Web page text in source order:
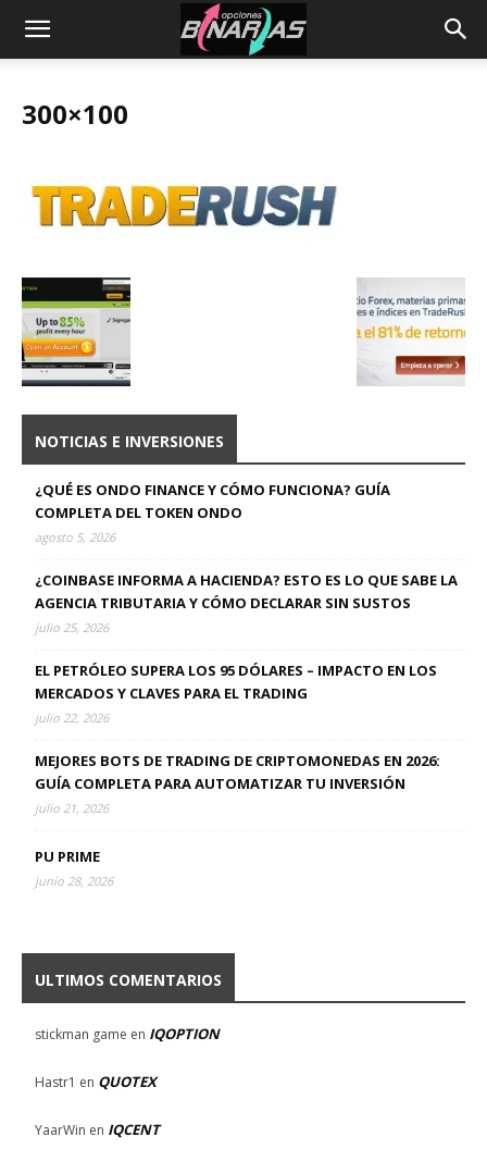
300×100
NOTICIAS E INVERSIONES
¿QUÉ ES ONDO FINANCE Y CÓMO FUNCIONA? GUÍA
COMPLETA DEL TOKEN ONDO
agosto 5, 2026
¿COINBASE INFORMA A HACIENDA? ESTO ES LO QUE SABE LA
AGENCIA TRIBUTARIA Y CÓMO DECLARAR SIN SUSTOS
julio 25, 2026
EL PETRÓLEO SUPERA LOS 95 DÓLARES – IMPACTO EN LOS
MERCADOS Y CLAVES PARA EL TRADING
julio 22, 2026
MEJORES BOTS DE TRADING DE CRIPTOMONEDAS EN 2026:
GUÍA COMPLETA PARA AUTOMATIZAR TU INVERSIÓN
julio 21, 2026
PU PRIME
junio 28, 2026
ULTIMOS COMENTARIOS
stickman game en IQOPTION
Hastr1 en QUOTEX
YaarWin en IQCENT